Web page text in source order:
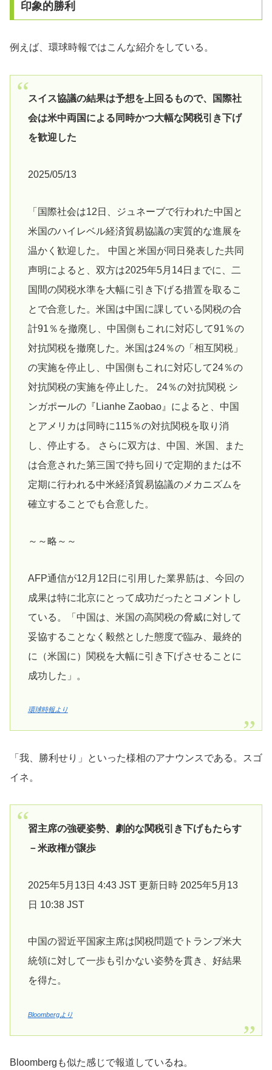
印象的勝利
例えば、環球時報ではこんな紹介をしている。
スイス協議の結果は予想を上回るもので、国際社
会は米中両国による同時かつ大幅な関税引き下げ
を歓迎した
2025/05/13
「国際社会は12日、ジュネーブで行われた中国と
米国のハイレベル経済貿易協議の実質的な進展を
温かく歓迎した。 中国と米国が同日発表した共同
声明によると、双方は2025年5月14日までに、二
国間の関税水準を大幅に引き下げる措置を取るこ
とで合意した。米国は中国に課している関税の合
計91％を撤廃し、中国側もこれに対応して91％の
対抗関税を撤廃した。米国は24％の「相互関税」
の実施を停止し、中国側もこれに対応して24％の
対抗関税の実施を停止した。 24％の対抗関税 シ
ンガポールの『Lianhe Zaobao』によると、中国
とアメリカは同時に115％の対抗関税を取り消
し、停止する。 さらに双方は、中国、米国、また
は合意された第三国で持ち回りで定期的または不
定期に行われる中米経済貿易協議のメカニズムを
確立することでも合意した。
～～略～～
AFP通信が12月12日に引用した業界筋は、今回の
成果は特に北京にとって成功だったとコメントし
ている。「中国は、米国の高関税の脅威に対して
妥協することなく毅然とした態度で臨み、最終的
に（米国に）関税を大幅に引き下げさせることに
成功した」。
環球時報より
「我、勝利せり」といった様相のアナウンスである。スゴ
イネ。
習主席の強硬姿勢、劇的な関税引き下げもたらす
－米政権が譲歩
2025年5月13日 4:43 JST 更新日時 2025年5月13
日 10:38 JST
中国の習近平国家主席は関税問題でトランプ米大
統領に対して一歩も引かない姿勢を貫き、好結果
を得た。
Bloombergより
Bloombergも似た感じで報道しているね。